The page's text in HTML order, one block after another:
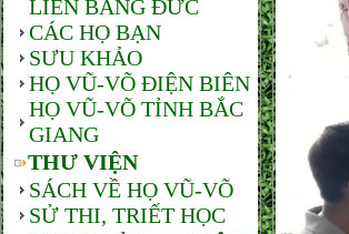
LIÊN BANG ĐỨC
CÁC HỌ BẠN
SƯU KHẢO
HỌ VŨ-VÕ ĐIỆN BIÊN
HỌ VŨ-VÕ TỈNH BẮC
GIANG
THƯ VIỆN
SÁCH VỀ HỌ VŨ-VÕ
SỬ THI, TRIẾT HỌC